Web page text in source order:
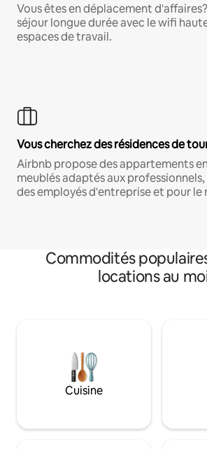
Vous êtes en déplacement
séjour longue durée avec le wifi
espaces de travail.
Vous cherchez des résidences de
Airbnb propose des appartements
meublés adaptés aux
des employés d'entreprise et pour le
Commodités
locations au
Cuisine